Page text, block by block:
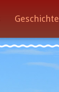
Geschichte